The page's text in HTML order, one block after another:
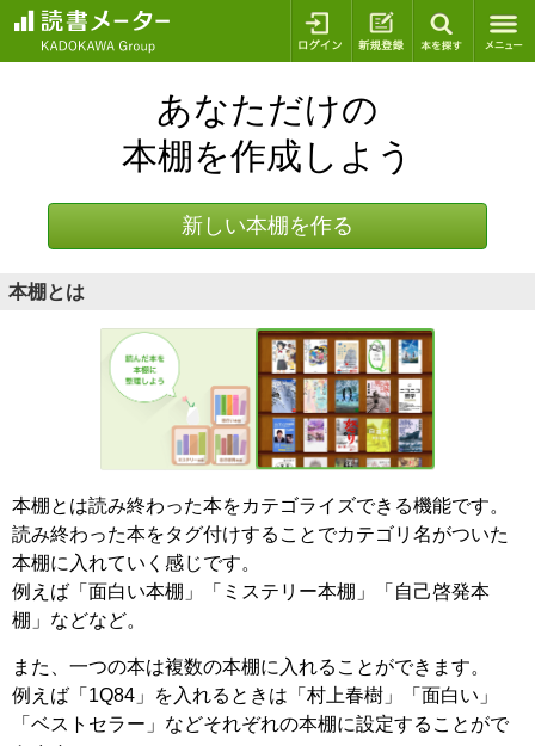
ログイン 新規登録
あなただけの
本棚を作成しよう
新しい本棚を作る
本棚とは
本棚とは読み終わった本をカテゴライズできる機能です。
読み終わった本をタグ付けすることでカテゴリ名がついた
本棚に入れていく感じです。
例えば「面白い本棚」「ミステリー本棚」「自己啓発本
棚」などなど。
また、一つの本は複数の本棚に入れることができます。
例えば「1Q84」を入れるときは「村上春樹」「面白い」
「ベストセラー」などそれぞれの本棚に設定することがで